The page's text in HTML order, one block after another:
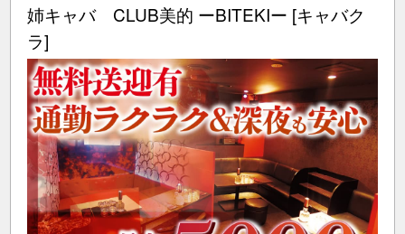
姉キャバ CLUB美的 ーBITEKIー [キャバク
ラ]